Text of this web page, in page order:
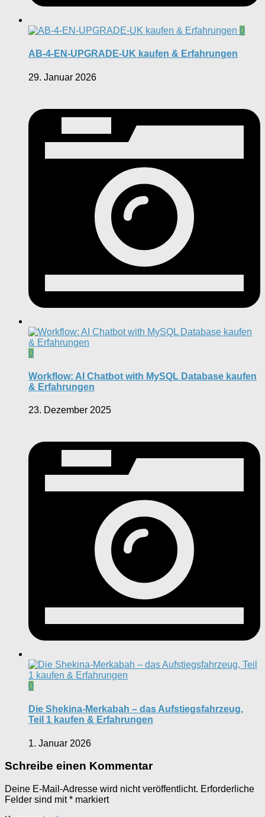
0
AB-4-EN-UPGRADE-UK kaufen & Erfahrungen
29. Januar 2026
0
Workflow: AI Chatbot with MySQL Database kaufen
& Erfahrungen
23. Dezember 2025
0
Die Shekina-Merkabah – das Aufstiegsfahrzeug,
Teil 1 kaufen & Erfahrungen
1. Januar 2026
Schreibe einen Kommentar
Deine E-Mail-Adresse wird nicht veröffentlicht. Erforderliche
Felder sind mit* markiert